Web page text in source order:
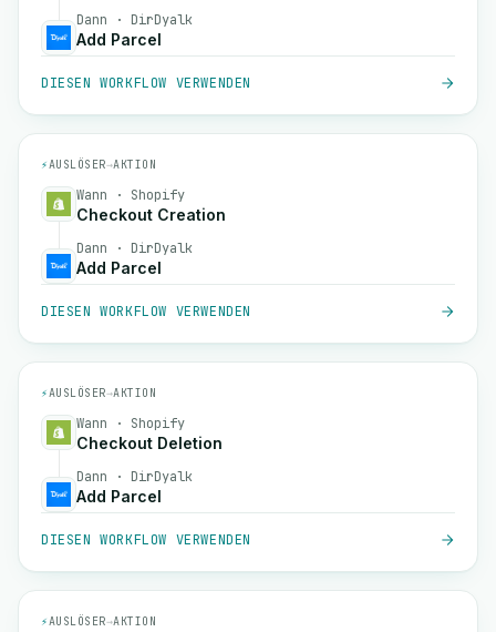
Dann · DirDyalk
Add Parcel
DIESEN WORKFLOW VERWENDEN
⚡AUSLÖSER→AKTION
Wann · Shopify
Checkout Creation
Dann · DirDyalk
Add Parcel
DIESEN WORKFLOW VERWENDEN
⚡AUSLÖSER→AKTION
Wann · Shopify
Checkout Deletion
Dann · DirDyalk
Add Parcel
DIESEN WORKFLOW VERWENDEN
⚡AUSLÖSER→AKTION